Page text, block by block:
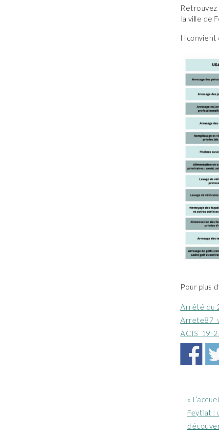
la ville de
Il convient
Pour plus
Arrêté du
ACIS_19-
Article
:
«
Feytiat :